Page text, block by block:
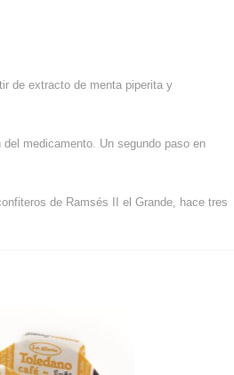
de extracto de menta piperita y
medicamento. Un segundo paso en
de Ramsés II el Grande, hace tres